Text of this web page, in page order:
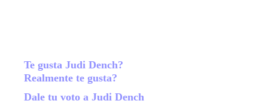
Te gusta Judi Dench?
Realmente te gusta?
Dale tu voto a Judi Dench